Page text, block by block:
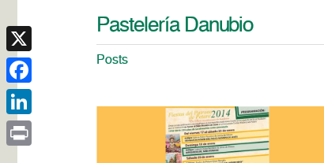
Pastelería Danubio
Posts
X
Facebook
LinkedIn